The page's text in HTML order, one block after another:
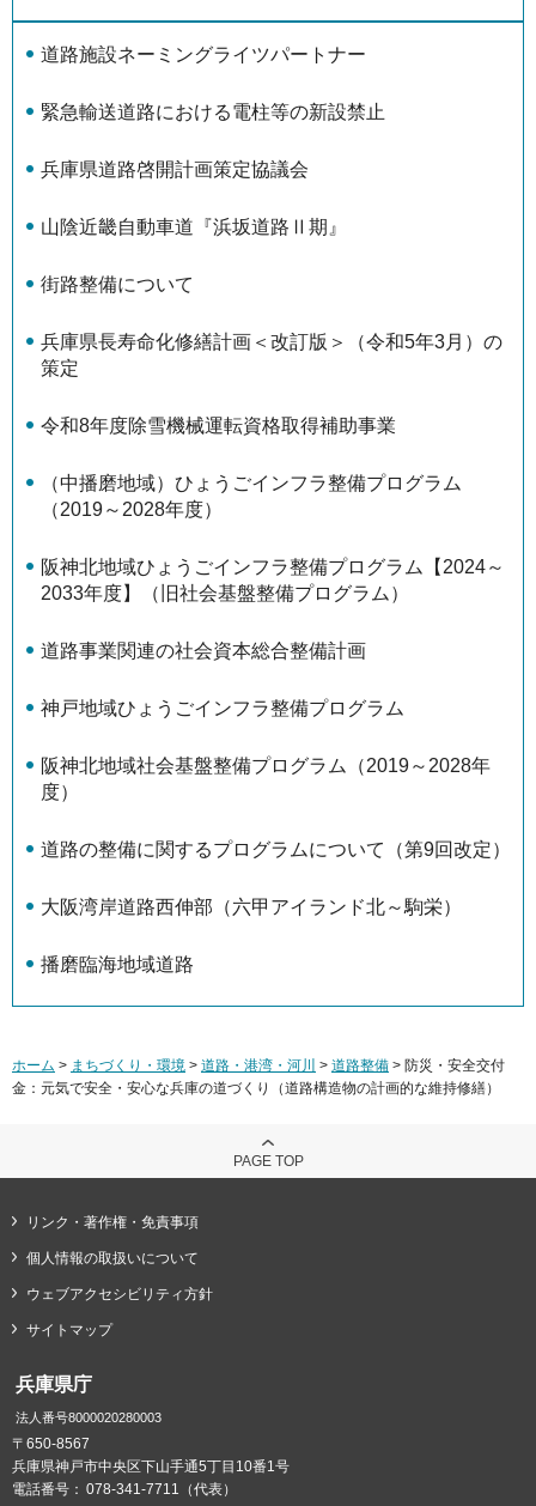
道路施設ネーミングライツパートナー
緊急輸送道路における電柱等の新設禁止
兵庫県道路啓開計画策定協議会
山陰近畿自動車道『浜坂道路Ⅱ期』
街路整備について
兵庫県長寿命化修繕計画＜改訂版＞（令和5年3月）の
策定
令和8年度除雪機械運転資格取得補助事業
（中播磨地域）ひょうごインフラ整備プログラム
（2019～2028年度）
阪神北地域ひょうごインフラ整備プログラム【2024～
2033年度】（旧社会基盤整備プログラム）
道路事業関連の社会資本総合整備計画
神戸地域ひょうごインフラ整備プログラム
阪神北地域社会基盤整備プログラム（2019～2028年
度）
道路の整備に関するプログラムについて（第9回改定）
大阪湾岸道路西伸部（六甲アイランド北～駒栄）
播磨臨海地域道路
ホーム > まちづくり・環境 > 道路・港湾・河川 > 道路整備 > 防災・安全交付
金：元気で安全・安心な兵庫の道づくり（道路構造物の計画的な維持修繕）
PAGE TOP
リンク・著作権・免責事項
個人情報の取扱いについて
ウェブアクセシビリティ方針
サイトマップ
兵庫県庁
法人番号8000020280003
〒650-8567
兵庫県神戸市中央区下山手通5丁目10番1号
電話番号： 078-341-7711（代表）